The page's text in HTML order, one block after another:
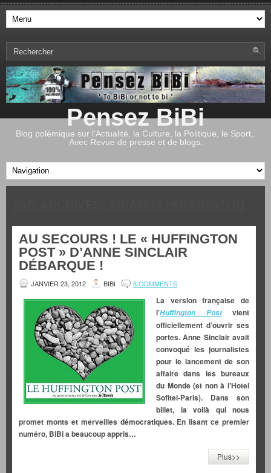
Pensez BiBi
Blog polémique sur l'Actualité, la Culture, la Politique, le Sport,.
Avec Revue de presse et de blogs.
AU SECOURS ! LE « HUFFINGTON
POST » D’ANNE SINCLAIR
DÉBARQUE !
JANVIER 23, 2012 BIBI 6 COMMENTS
La version française de
l’Huffington Postvient
officiellement d’ouvrir ses
portes. Anne Sinclair avait
convoqué les journalistes
pour le lancement de son
affaire dans les bureaux
du Monde (et non à l’Hotel
Sofitel-Paris). Dans son
billet, la voilà qui nous
promet monts et merveilles démocratiques. En lisant ce premier
numéro, BiBi a beaucoup appris…
Plus>>